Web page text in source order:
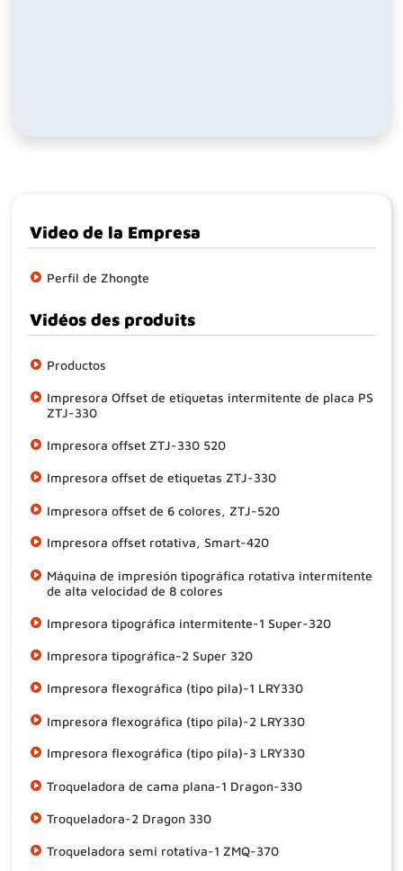
Video de la Empresa
Perfil de Zhongte
Vidéos des produits
Productos
Impresora Offset de etiquetas intermitente de placa PS
ZTJ-330
Impresora offset ZTJ-330 520
Impresora offset de etiquetas ZTJ-330
Impresora offset de 6 colores, ZTJ-520
Impresora offset rotativa, Smart-420
Máquina de impresión tipográfica rotativa intermitente
de alta velocidad de 8 colores
Impresora tipográfica intermitente-1 Super-320
Impresora tipográfica-2 Super 320
Impresora flexográfica (tipo pila)-1 LRY330
Impresora flexográfica (tipo pila)-2 LRY330
Impresora flexográfica (tipo pila)-3 LRY330
Troqueladora de cama plana-1 Dragon-330
Troqueladora-2 Dragon 330
Troqueladora semi rotativa-1 ZMQ-370